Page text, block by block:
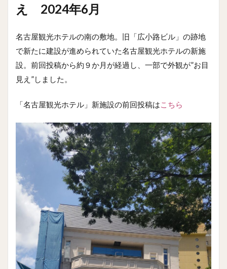
え 2024年6月
名古屋観光ホテルの南の敷地。旧「広小路ビル」の跡地
で新たに建設が進められていた名古屋観光ホテルの新施
設。前回投稿から約９か月が経過し、一部で外観が”お目
見え”しました。
「名古屋観光ホテル」新施設の前回投稿は こちら